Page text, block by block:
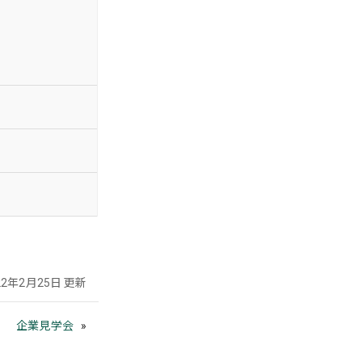
年2月25日 更新
企業見学会